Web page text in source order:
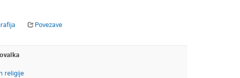
Povezave
religije